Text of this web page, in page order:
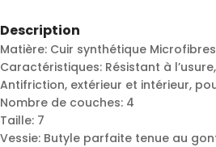
Description
Matière: Cuir synthétique Microfibres
Caractéristiques: Résistant à
Antifriction, extérieur et intérieur,
Nombre de couches: 4
Taille: 7
Vessie: Butyle parfaite tenue au